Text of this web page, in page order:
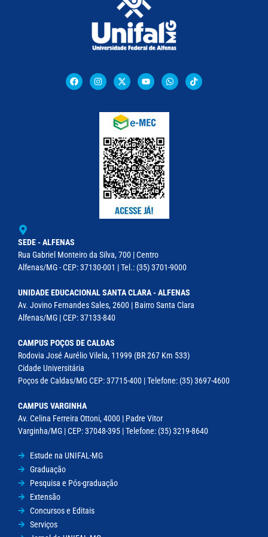
SEDE - ALFENAS
Rua Gabriel Monteiro da Silva, 700 | Centro
Alfenas/MG - CEP: 37130-001 | Tel.: (35) 3701-9000
UNIDADE EDUCACIONAL SANTA CLARA - ALFENAS
Av. Jovino Fernandes Sales, 2600 | Bairro Santa Clara
Alfenas/MG | CEP: 37133-840
CAMPUS POÇOS DE CALDAS
Rodovia José Aurélio Vilela, 11999 (BR 267 Km 533)
Cidade Universitária
Poços de Caldas/MG CEP: 37715-400 | Telefone: (35) 3697-4600
CAMPUS VARGINHA
Av. Celina Ferreira Ottoni, 4000 | Padre Vitor
Varginha/MG | CEP: 37048-395 | Telefone: (35) 3219-8640
Estude na UNIFAL-MG
Graduação
Pesquisa e Pós-graduação
Extensão
Concursos e Editais
Serviços